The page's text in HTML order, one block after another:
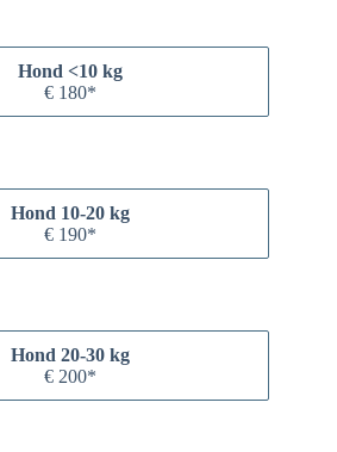
Hond <10 kg
€ 180*
Hond 10-20 kg
€ 190*
Hond 20-30 kg
€ 200*